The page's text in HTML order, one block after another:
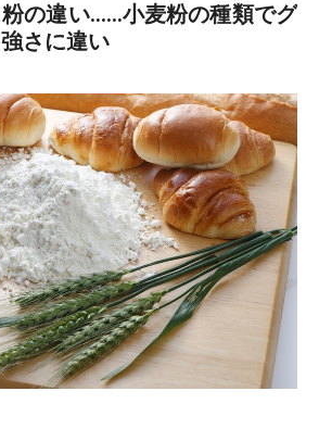
の違い……小麦粉の種類でグ
さに違い